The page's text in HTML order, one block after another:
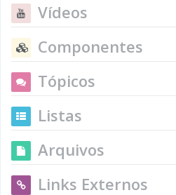
Vídeos
Componentes
Tópicos
Listas
Arquivos
Links Externos